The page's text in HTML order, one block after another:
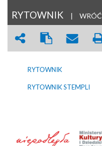
RYTOWNIK | WRÓĆ
RYTOWNIK
RYTOWNIK STEMPLI